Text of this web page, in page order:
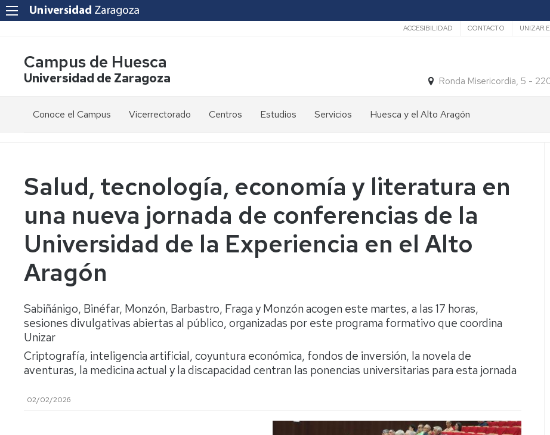
Secundario
ACCESIBILIDAD CONTACTO
Campus de Huesca
Universidad de Zaragoza Ronda Misericordia, 5 -
Conoce el Campus
Vicerrectora
de
Gobierno
Dónde
Imágenes
Documentos
de
referencia/Normativa
Get
to
Vicerrectorado
el
Vicerrectorado
Lenguas
Cursos
Español
Universidad
de
en
el
Servicios
Secretaría
Vicerrectorado
y
Empleo
Cultura,
Actividades
Calidad
Centros Estudios
Estudios
postgrado
Formación
permanente
Servicios Huesca y el Alto Aragón
Medios
Turismo
patrimonio
En
Cultura
jóvenes
Salud, tecnología, economía y literatura en
una nueva jornada de conferencias de la
Universidad de la Experiencia en el Alto
Aragón
Sabiñánigo, Binéfar, Monzón, Barbastro, Fraga y Monzón acogen este martes, a las 17 horas,
sesiones divulgativas abiertas al público, organizadas por este programa formativo que coordina
Unizar
Criptografía, inteligencia artificial, coyuntura económica, fondos de inversión, la novela de
aventuras, la medicina actual y la discapacidad centran las ponencias universitarias para esta jornada
02/02/2026